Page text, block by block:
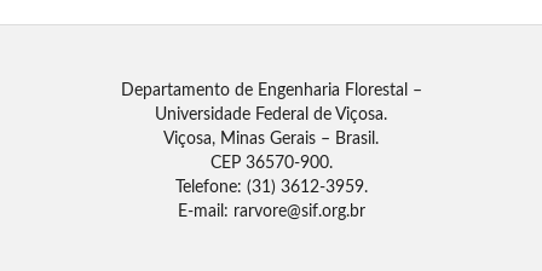
Departamento de Engenharia Florestal –
Universidade Federal de Viçosa.
Viçosa, Minas Gerais – Brasil.
CEP 36570-900.
Telefone: (31) 3612-3959.
E-mail: rarvore@sif.org.br